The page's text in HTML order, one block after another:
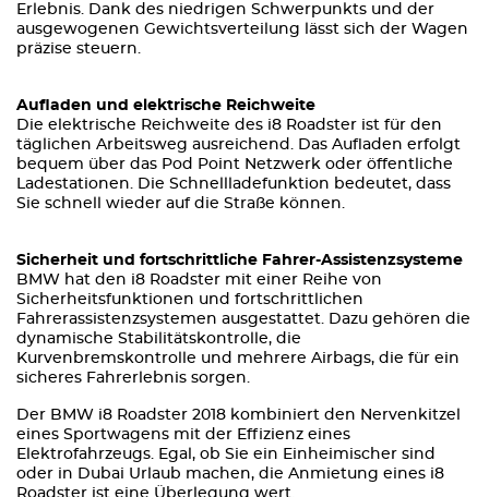
Erlebnis. Dank des niedrigen Schwerpunkts und der
ausgewogenen Gewichtsverteilung lässt sich der Wagen
präzise steuern.
Aufladen und elektrische Reichweite
Die elektrische Reichweite des i8 Roadster ist für den
täglichen Arbeitsweg ausreichend. Das Aufladen erfolgt
bequem über das Pod Point Netzwerk oder öffentliche
Ladestationen. Die Schnellladefunktion bedeutet, dass
Sie schnell wieder auf die Straße können.
Sicherheit und fortschrittliche Fahrer-Assistenzsysteme
BMW hat den i8 Roadster mit einer Reihe von
Sicherheitsfunktionen und fortschrittlichen
Fahrerassistenzsystemen ausgestattet. Dazu gehören die
dynamische Stabilitätskontrolle, die
Kurvenbremskontrolle und mehrere Airbags, die für ein
sicheres Fahrerlebnis sorgen.
Der BMW i8 Roadster 2018 kombiniert den Nervenkitzel
eines Sportwagens mit der Effizienz eines
Elektrofahrzeugs. Egal, ob Sie ein Einheimischer sind
oder in Dubai Urlaub machen, die Anmietung eines i8
Roadster ist eine Überlegung wert.